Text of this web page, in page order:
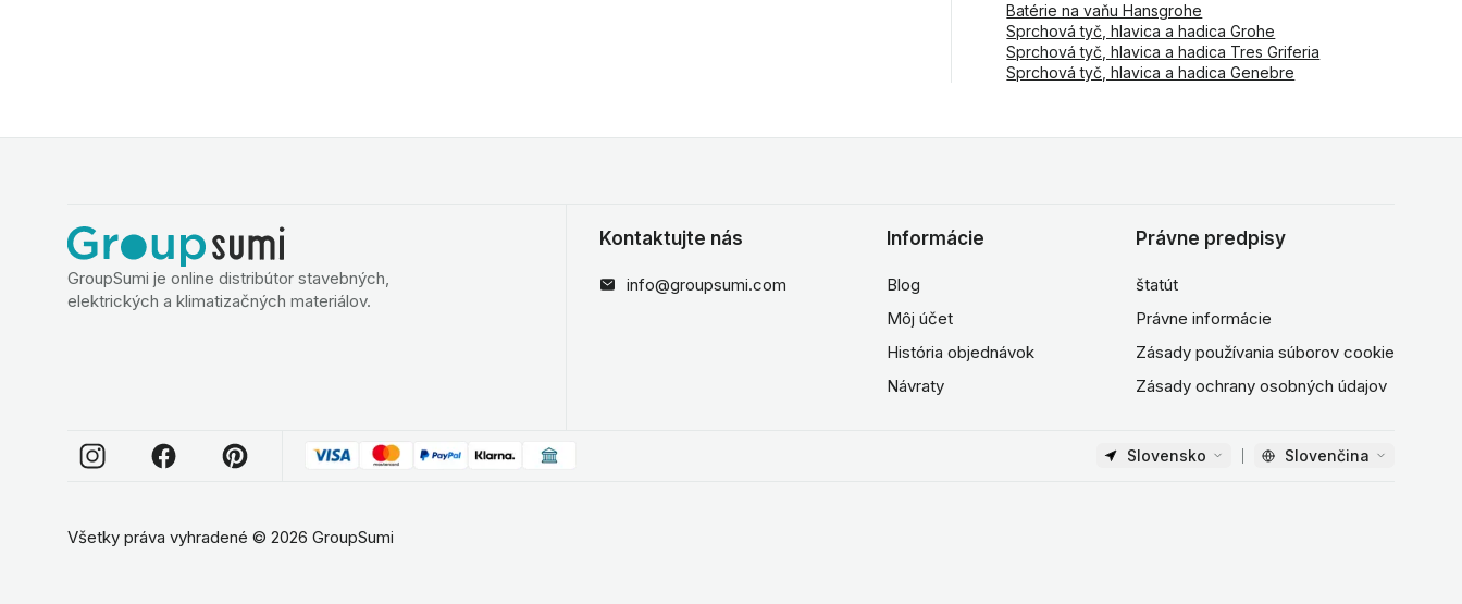
Batérie na vaňu Hansgrohe
Sprchová tyč, hlavica a hadica Grohe
Sprchová tyč, hlavica a hadica Tres Griferia
Sprchová tyč, hlavica a hadica Genebre
GroupSumi je online distribútor stavebných,
elektrických a klimatizačných materiálov.
Kontaktujte nás
info@groupsumi.com
Informácie
Blog
Môj účet
História objednávok
Návraty
Právne predpisy
štatút
Právne informácie
Zásady používania súborov cookie
Zásady ochrany osobných údajov
Slovensko Slovenčina
Všetky práva vyhradené © 2026 GroupSumi